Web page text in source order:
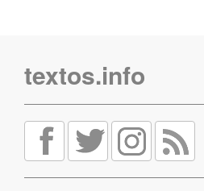
textos.info